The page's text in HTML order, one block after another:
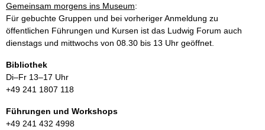
Gemeinsam morgens ins Museum:
Für gebuchte Gruppen und bei vorheriger Anmeldung zu
öffentlichen Führungen und Kursen ist das Ludwig Forum auch
dienstags und mittwochs von 08.30 bis 13 Uhr geöffnet.
Bibliothek
Di–Fr 13–17 Uhr
+49 241 1807 118
Führungen und Workshops
+49 241 432 4998